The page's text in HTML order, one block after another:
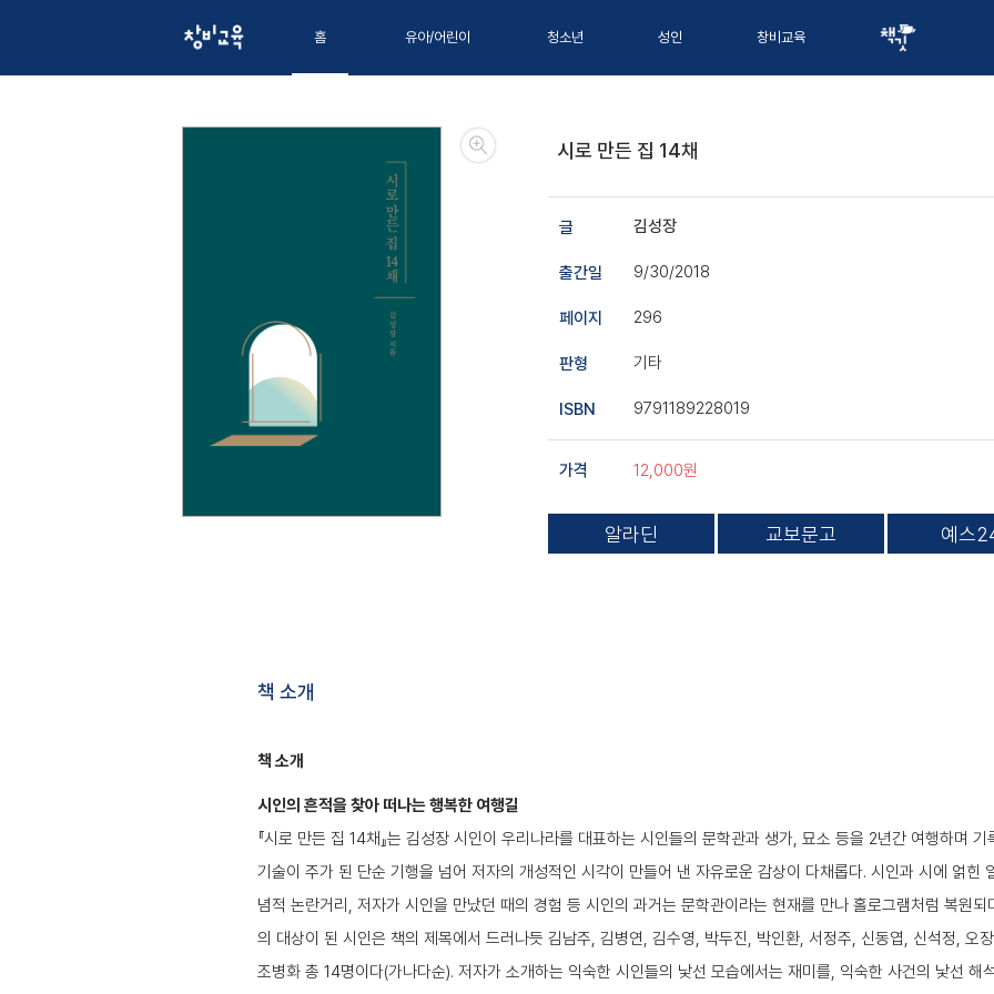
홈 유아/어린이 청소년 성인 창비교육
시로 만든 집 14채
글 김성장
출간일 9/30/2018
페이지 296
판형 기타
ISBN 9791189228019
가격 12,000원
알라딘 교보문고 예스
책 소개
책 소개
시인의 흔적을 찾아 떠나는 행복한 여행길
『시로 만든 집 14채』는 김성장 시인이 우리나라를 대표하는 시인들의 문학관과 생가, 묘소 등을 2년간 여행하며
기술이 주가 된 단순 기행을 넘어 저자의 개성적인 시각이 만들어 낸 자유로운 감상이 다채롭다. 시인과 시에 얽힌
념적 논란거리, 저자가 시인을 만났던 때의 경험 등 시인의 과거는 문학관이라는 현재를 만나 홀로그램처럼 복원
의 대상이 된 시인은 책의 제목에서 드러나듯 김남주, 김병연, 김수영, 박두진, 박인환, 서정주, 신동엽, 신석정, 오
조병화 총 14명이다(가나다순). 저자가 소개하는 익숙한 시인들의 낯선 모습에서는 재미를, 익숙한 사건의 낯선 해